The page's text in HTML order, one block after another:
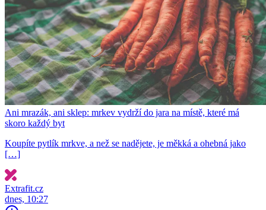
Ani mrazák, ani sklep: mrkev vydrží do jara na místě, které má
skoro každý byt
Koupíte pytlík mrkve, a než se nadějete, je měkká a ohebná jako
[…]
Extrafit.cz
dnes, 10:27